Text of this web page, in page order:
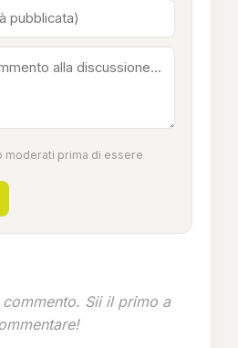
moderati prima di essere
Sii il primo a